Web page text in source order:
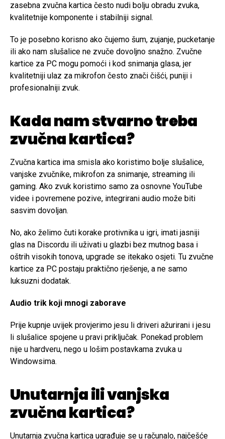
zasebna zvučna kartica često nudi bolju obradu zvuka,
kvalitetnije komponente i stabilniji signal.
To je posebno korisno ako čujemo šum, zujanje, pucketanje
ili ako nam slušalice ne zvuče dovoljno snažno. Zvučne
kartice za PC mogu pomoći i kod snimanja glasa, jer
kvalitetniji ulaz za mikrofon često znači čišći, puniji i
profesionalniji zvuk.
Kada nam stvarno treba
zvučna kartica?
Zvučna kartica ima smisla ako koristimo bolje slušalice,
vanjske zvučnike, mikrofon za snimanje, streaming ili
gaming. Ako zvuk koristimo samo za osnovne YouTube
videe i povremene pozive, integrirani audio može biti
sasvim dovoljan.
No, ako želimo čuti korake protivnika u igri, imati jasniji
glas na Discordu ili uživati u glazbi bez mutnog basa i
oštrih visokih tonova, upgrade se itekako osjeti. Tu zvučne
kartice za PC postaju praktično rješenje, a ne samo
luksuzni dodatak.
Audio trik koji mnogi zaborave
Prije kupnje uvijek provjerimo jesu li driveri ažurirani i jesu
li slušalice spojene u pravi priključak. Ponekad problem
nije u hardveru, nego u lošim postavkama zvuka u
Windowsima.
Unutarnja ili vanjska
zvučna kartica?
Unutarnja zvučna kartica ugrađuje se u računalo, najčešće